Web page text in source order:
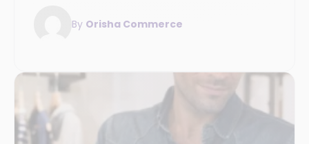
By Orisha Commerce